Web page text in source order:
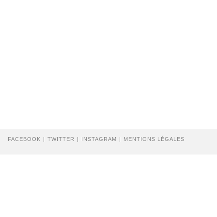
FACEBOOK TWITTER INSTAGRAM MENTIONS LÉGALES